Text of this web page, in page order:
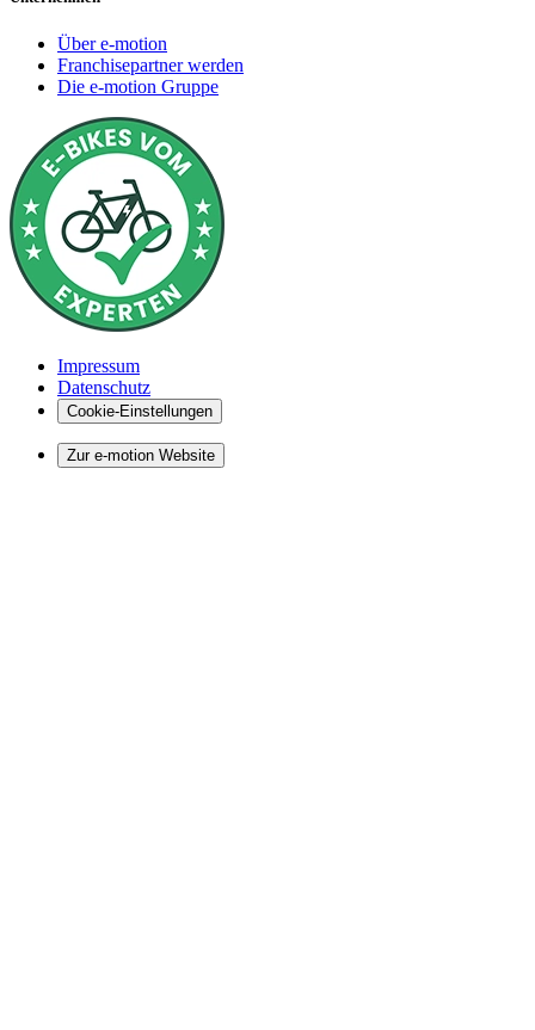
Über e-motion
Franchisepartner werden
Die e-motion Gruppe
Impressum
Datenschutz
Cookie-Einstellungen
Zur e-motion Website